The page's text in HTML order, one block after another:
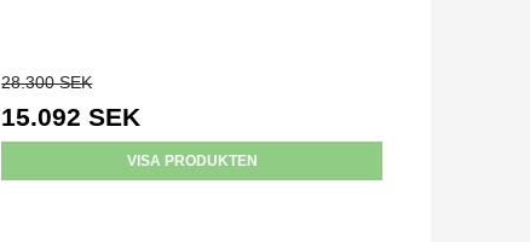
28.300 SEK
15.092 SEK
VISA PRODUKTEN